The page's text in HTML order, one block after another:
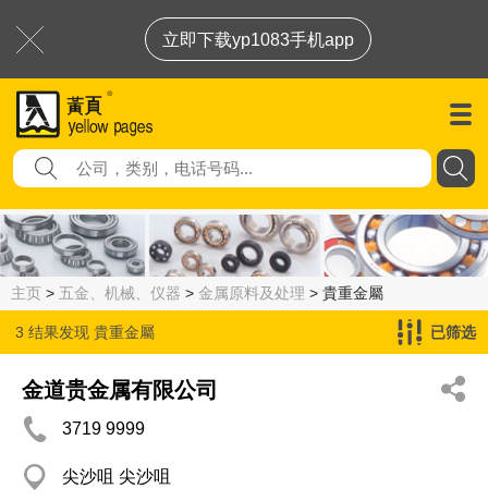
立即下载yp1083手机app
主页 > 五金、机械、仪器 > 金属原料及处理 > 貴重金屬
3 结果发现 貴重金屬 已筛选
金道贵金属有限公司
3719 9999
尖沙咀 尖沙咀